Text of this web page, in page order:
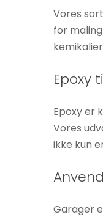
Vores
for
Epoxy
Epoxy er
Vores
ikke kun
Garager
øger du
for at se
tilpasset
indhold og